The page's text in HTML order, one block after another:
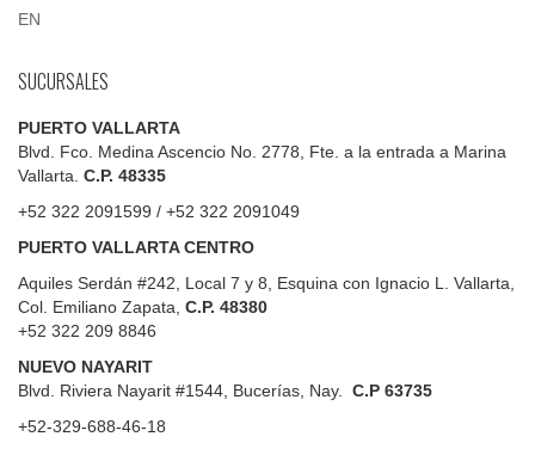
EN
SUCURSALES
PUERTO VALLARTA
Blvd. Fco. Medina Ascencio No. 2778, Fte. a la entrada a Marina
Vallarta. C.P. 48335
+52 322 2091599 / +52 322 2091049
PUERTO VALLARTA CENTRO
Aquiles Serdán #242, Local 7 y 8, Esquina con Ignacio L. Vallarta,
Col. Emiliano Zapata, C.P. 48380
+52 322 209 8846
NUEVO NAYARIT
Blvd.
Riviera Nayarit #1544, Bucerías, Nay. C.P 63735
+52-329-688-46-18